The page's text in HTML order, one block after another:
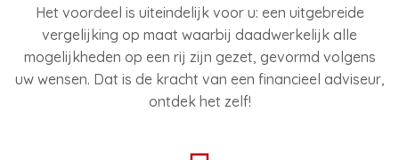
Het voordeel is uiteindelijk voor u: een uitgebreide
vergelijking op maat waarbij daadwerkelijk alle
mogelijkheden op een rij zijn gezet, gevormd volgens
uw wensen. Dat is de kracht van een financieel adviseur,
ontdek het zelf!